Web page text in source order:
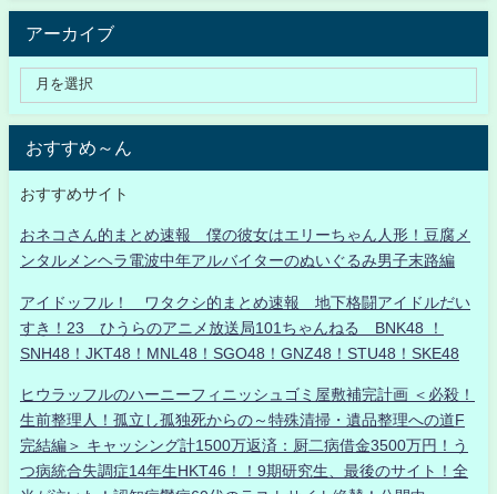
アーカイブ
おすすめ～ん
おすすめサイト
おネコさん的まとめ速報 僕の彼女はエリーちゃん人形！豆腐メ
ンタルメンヘラ電波中年アルバイターのぬいぐるみ男子末路編
アイドッフル！ ワタクシ的まとめ速報 地下格闘アイドルだい
すき！23 ひうらのアニメ放送局101ちゃんねる BNK48 ！
SNH48！JKT48！MNL48！SGO48！GNZ48！STU48！SKE48
ヒウラッフルのハーニーフィニッシュゴミ屋敷補完計画 ＜必殺！
生前整理人！孤立し孤独死からの～特殊清掃・遺品整理への道F
完結編＞ キャッシング計1500万返済：厨二病借金3500万円！う
つ病統合失調症14年生HKT46！！9期研究生、最後のサイト！全